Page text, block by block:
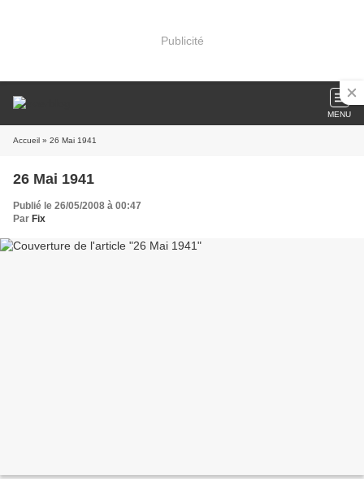
Publicité
MENU
Accueil » 26 Mai 1941
26 Mai 1941
Publié le 26/05/2008 à 00:47
Par Fix